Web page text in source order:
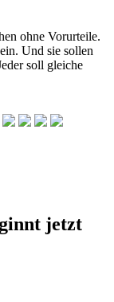
ohne Vorurteile.
Und sie sollen
soll gleiche
jetzt